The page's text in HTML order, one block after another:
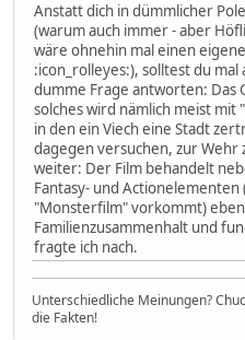
Anstatt dich in dümmlicher
(warum auch immer - aber
wäre ohnehin mal einen
:icon_rolleyes:), solltest du
dumme Frage antworten: Das
solches wird nämlich meist mit
in den ein Viech eine Stadt
dagegen versuchen, zur Wehr
weiter: Der Film behandelt
Fantasy- und
"Monsterfilm" vorkommt)
Familienzusammenhalt und
fragte ich nach.
Unterschiedliche Meinungen?
die Fakten!